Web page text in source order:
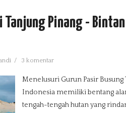
Tanjung Pinang -
/ 3 komentar
Menelusuri Gurun Pasir Busung
Indonesia memiliki bentang
tengah-tengah hutan yang